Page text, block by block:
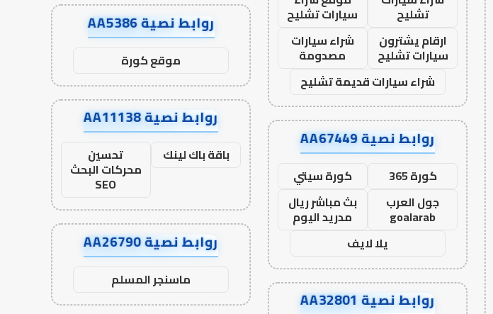
تشليح
سيارات تشليح
ارقام يشترون
سيارات تشليح
شراء سيارات
مصدومة
شراء سيارات قديمة تشليح
روابط نصية AA67449
كورة 365
كورة سيتي
جول العرب
goalarab
بث مباشر ريال
مدريد اليوم
يلا لايف
روابط نصية AA32801
روابط نصية AA5386
موقع كورة
روابط نصية AA11138
باقة باك لينك تحسين
محركات البحث
SEO
روابط نصية AA26790
ماسنجر المسلم